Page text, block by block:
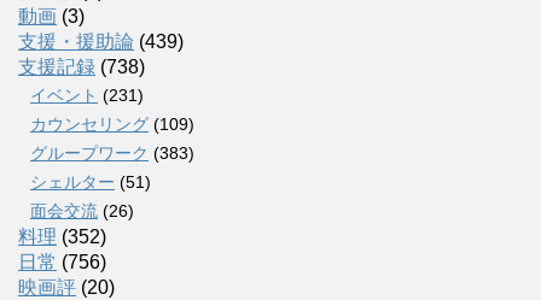
動画 (3)
支援・援助論 (439)
支援記録 (738)
イベント (231)
カウンセリング (109)
グループワーク (383)
シェルター (51)
面会交流 (26)
料理 (352)
日常 (756)
映画評 (20)